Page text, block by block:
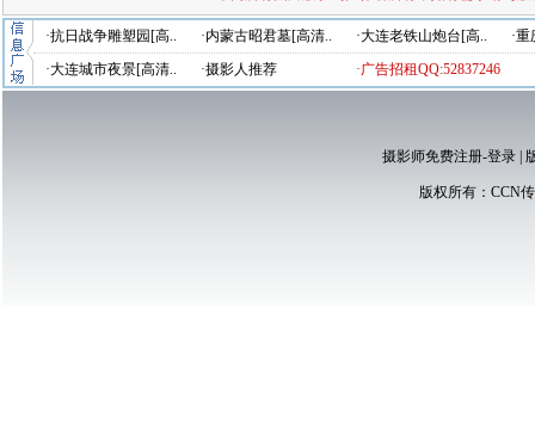
·抗日战争雕塑园[高.. ·内蒙古昭君墓[高清.. ·大连老铁山炮台[高..
·
·大连城市夜景[高清..
·摄影人推荐 ·广告招租QQ:52837246
摄影师免费注册-登录|
版权所有： CCN